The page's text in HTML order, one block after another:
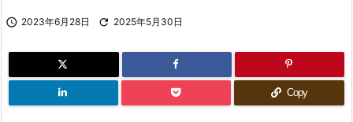
 2023年6月28日  2025年5月30日
Copy